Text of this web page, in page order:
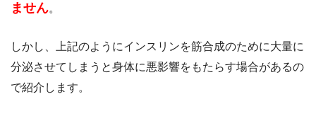
ません。
しかし、上記のようにインスリンを筋合成のために大量に
分泌させてしまうと身体に悪影響をもたらす場合があるの
で紹介します。